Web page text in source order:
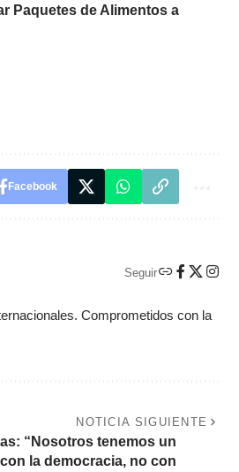
Paquetes de Alimentos a
Facebook
Seguir
Comprometidos con la
NOTICIA SIGUIENTE
“Nosotros tenemos un
la democracia, no con